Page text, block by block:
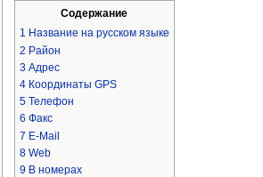
Содержание
1 Название на русском языке
2 Район
3 Адрес
4 Координаты GPS
5 Телефон
6 Факс
7 E-Mail
8 Web
9 В номерах